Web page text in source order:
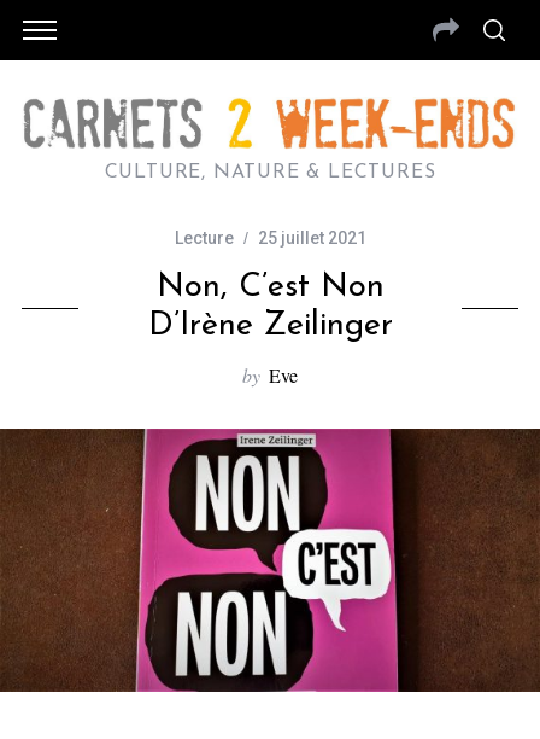
CULTURE, NATURE & LECTURES
Lecture 25 juillet 2021
Non, C’est Non
D’Irène Zeilinger
by Eve